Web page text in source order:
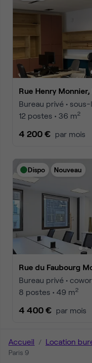
Rue Henry
Bureau privé •
12 postes • 36 m2
4 200 € par mois
Dispo Nouveau
Rue du Faubourg
Bureau privé •
8 postes • 49 m2
4 400 € par mois
Accueil Location
Paris 9